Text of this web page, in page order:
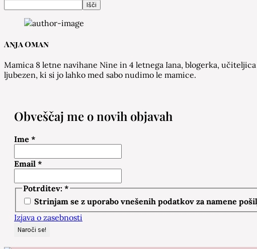
Išči
Anja Oman
Mamica 8 letne navihane Nine in 4 letnega Iana, blogerka,
ljubezen, ki si jo lahko med sabo nudimo le mamice.
Obveščaj me o novih objavah
Ime *
Email *
Potrditev: *
Strinjam se z uporabo vnešenih podatkov za namene
Izjava o zasebnosti